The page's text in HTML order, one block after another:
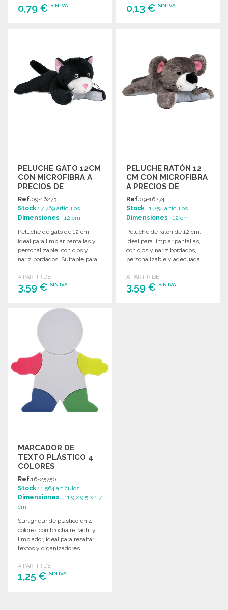
0,79 € SIN IVA 0,13 €SIN IVA
PELUCHE GATO 12CM
CON MICROFIBRA A
PRECIOS DE
MAYORISTA
Ref.09-16273
Stock : 7 769 artículos
Dimensiones : 12 cm
Peluche de gato de 12 cm,
ideal para limpiar pantallas y
personalizable, con ojos y
nariz bordados. Suitable para
A PARTIR DE
3,59 € SIN IVA
PEDIR
Solicitar un presupuesto
PELUCHE RATÓN 12
CM CON MICROFIBRA
A PRECIOS DE
MAYORISTA
Ref.09-16274
Stock : 1 254 artículos
Dimensiones : 12 cm
Peluche de ratón de 12 cm,
ideal para limpiar pantallas,
con ojos y nariz bordados,
personalizable y adecuada
A PARTIR DE
3,59 €SIN IVA
MARCADOR DE
TEXTO PLÁSTICO 4
COLORES
RETRACTABLE
Ref.16-25750
Stock : 1 564 artículos
Dimensiones : 11.9 x 9.5 x 1.7
cm
Surligneur de plástico en 4
colores con brocha retráctil y
limpiador, ideal para resaltar
textos y organizadores.
A PARTIR DE
1,25 € SIN IVA